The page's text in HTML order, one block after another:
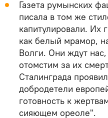
Газета румынских
писала в том же
капитулировали. Их
как белый мрамор,
Волги. Они ждут
отомстим за их
Сталинграда
добродетели
готовность к
сияющем ореоле".